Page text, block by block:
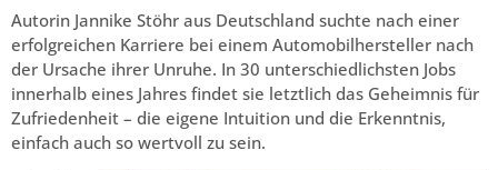
Autorin Jannike Stöhr aus Deutschland suchte nach einer
erfolgreichen Karriere bei einem Automobilhersteller nach
der Ursache ihrer Unruhe. In 30 unterschiedlichsten Jobs
innerhalb eines Jahres findet sie letztlich das Geheimnis für
Zufriedenheit – die eigene Intuition und die Erkenntnis,
einfach auch so wertvoll zu sein.